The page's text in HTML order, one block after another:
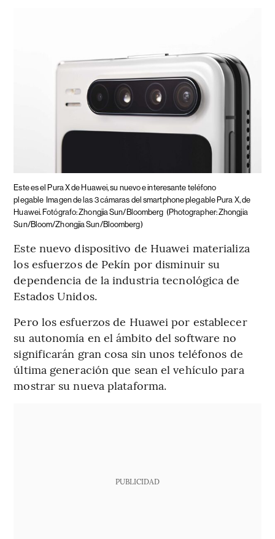
Este es el Pura X de Huawei, su nuevo e interesante teléfono
plegable Imagen de las 3 cámaras del smartphone plegable Pura X, de
Huawei. Fotógrafo: Zhongjia Sun/Bloomberg (Photographer: Zhongjia
Sun/Bloom/Zhongjia Sun/Bloomberg)
Este nuevo dispositivo de Huawei materializa
los esfuerzos de Pekín por disminuir su
dependencia de la industria tecnológica de
Estados Unidos.
Pero los esfuerzos de Huawei por establecer
su autonomía en el ámbito del software no
significarán gran cosa sin unos teléfonos de
última generación que sean el vehículo para
mostrar su nueva plataforma.
PUBLICIDAD